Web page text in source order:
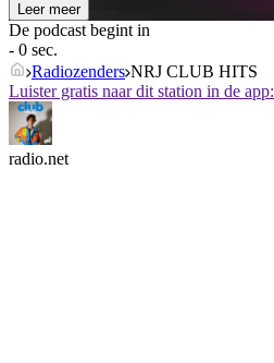
Leer meer
De podcast begint in
- 0 sec.
Radiozenders NRJ CLUB HITS
Luister gratis naar dit station in de app:
radio.net